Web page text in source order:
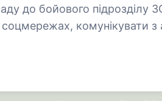
до бойового
соцмережах, комунікувати з